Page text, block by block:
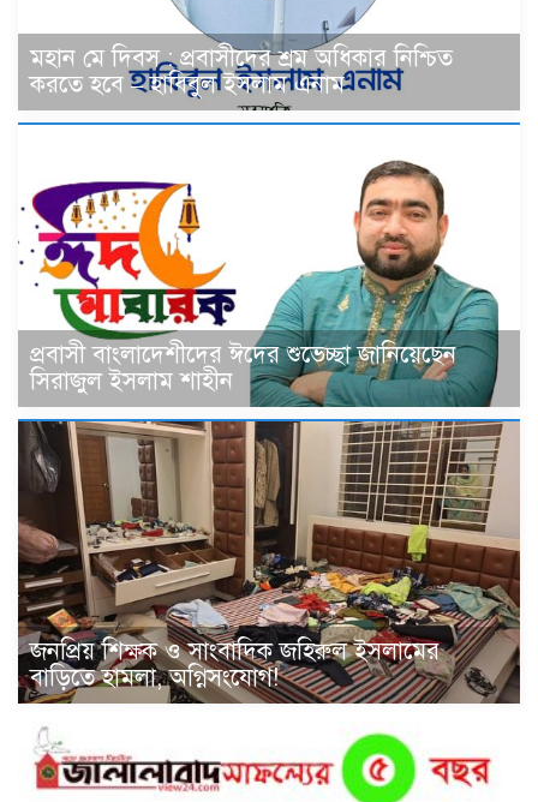
মহান মে দিবস : প্রবাসীদের শ্রম অধিকার নিশ্চিত
করতে হবে – হাবিবুল ইসলাম এনাম
প্রবাসী বাংলাদেশীদের ঈদের শুভেচ্ছা জানিয়েছেন
সিরাজুল ইসলাম শাহীন
জনপ্রিয় শিক্ষক ও সাংবাদিক জহিরুল ইসলামের
বাড়িতে হামলা, অগ্নিসংযোগ!